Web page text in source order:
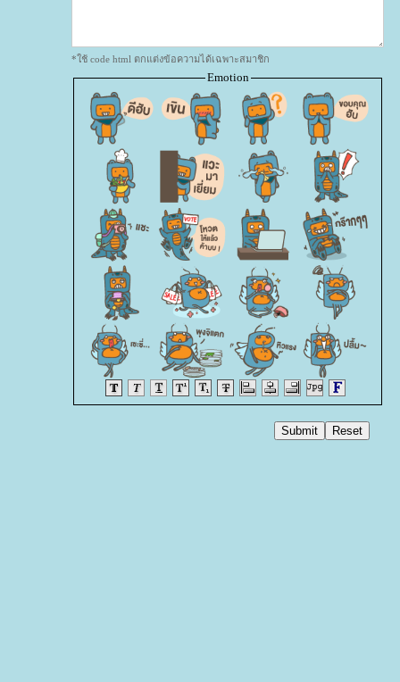
*ใช้ code html ตกแต่งข้อความได้เฉพาะสมาชิก
Emotion